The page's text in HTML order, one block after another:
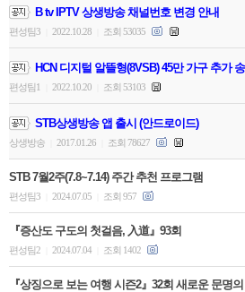
B tv IPTV 상생방송 채널번호 변경 안내
편성팀3 2022.10.28 조회 53035
HCN 디지털 알뜰형(8VSB) 45만 가구 추가
편성팀1
2022.10.20 조회 53103
STB상생방송 앱 출시 (안드로이드)
상생방송 2017.01.26 조회 78627
STB 7월2주(7.8~7.14) 주간 추천 프로그램
편성팀3 2024.07.05 조회 957
『증산도 구도의 첫걸음, 入道』93회
편성팀2 2024.07.04 조회 1402
『상징으로 보는 여행 시즌2』32회 새로운 문명